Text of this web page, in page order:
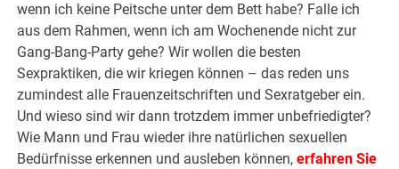
wenn ich keine Peitsche unter dem Bett habe? Falle ich
aus dem Rahmen, wenn ich am Wochenende nicht zur
Gang-Bang-Party gehe? Wir wollen die besten
Sexpraktiken, die wir kriegen können – das reden uns
zumindest alle Frauenzeitschriften und Sexratgeber ein.
Und wieso sind wir dann trotzdem immer unbefriedigter?
Wie Mann und Frau wieder ihre natürlichen sexuellen
Bedürfnisse erkennen und ausleben können, erfahren Sie